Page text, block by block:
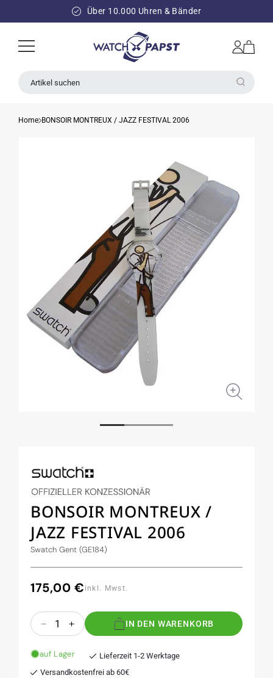
INHALT
Über 10.000 Uhren & Bänder
Einloggen
Warenkorb
Artikel suchen
Home BONSOIR MONTREUX / JAZZ FESTIVAL 2006
BONSOIR MONTREUX /
JAZZ FESTIVAL 2006
Swatch Gent (GE184)
Normaler
175,00 € inkl. Mwst.
Anzahl
Verringere
Menge
für
Erhöhe
Menge
für
IN DEN WARENKORB
auf Lager
Lieferzeit 1-2 Werktage
Versandkostenfrei ab 60€